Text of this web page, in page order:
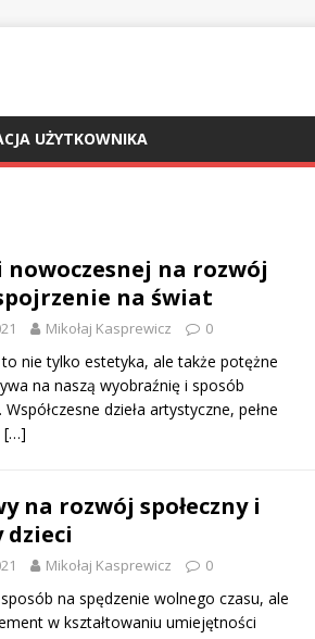
UŻYTKOWNIKA
nowoczesnej na rozwój
na świat
Mikołaj Kasprewicz 0
nie tylko estetyka, ale także potężne
na naszą wyobraźnię i sposób
dzieła artystyczne, pełne
[…]
na rozwój społeczny i
dzieci
Mikołaj Kasprewicz 0
na spędzenie wolnego czasu, ale
w kształtowaniu umiejętności